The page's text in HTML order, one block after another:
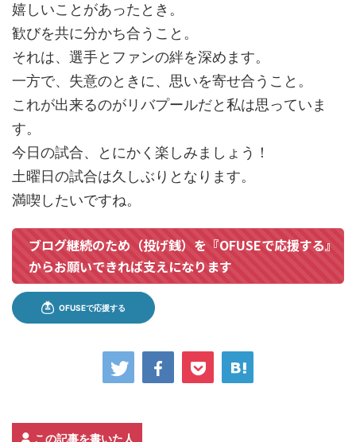
嬉しいことがあったとき。
歓びを共に分かち合うこと。
それは、選手とファンの絆を深めます。
一方で、失意のときに、思いを寄せ合うこと。
これが出来るのがリバプールだと私は思っていま
す。
今日の試合、とにかく楽しみましょう！
土曜日の試合は久しぶりとなります。
満喫したいですね。
ブログ継続のため（投げ銭）を『OFUSEで応援する』
からお願いできれば支えになります
この記事を書いた人